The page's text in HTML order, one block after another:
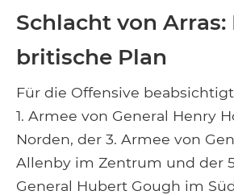
Schlacht von Arras:
britische Plan
Für die Offensive
1. Armee von General Henry
Norden, der 3. Armee von
Allenby im Zentrum und der
General Hubert Gough im